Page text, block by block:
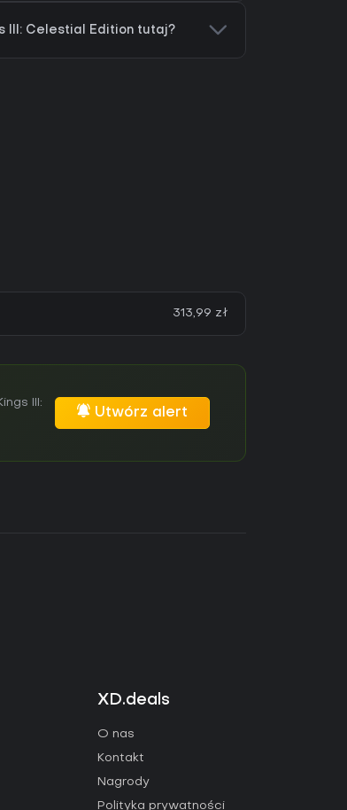
III: Celestial Edition tutaj?
313,99 zł
III:
Utwórz alert
XD.deals
O nas
Kontakt
Nagrody
Polityka prywatności